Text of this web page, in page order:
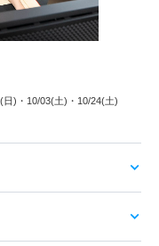
日) ・10/03(土) ・10/24(土)